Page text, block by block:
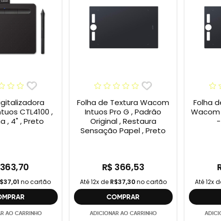
CTL4100 ,
, 4" , Preto
no cartão
AO CARRINHO
Folha de Textura Wacom
Intuos Pro G , Padrão
Original , Restaura
Sensação Papel , Preto
R$ 366,53
Até 12x de R$37,30no cartão
COMPRAR
ADICIONAR AO CARRINHO
Folha
Wacom
Até 12x